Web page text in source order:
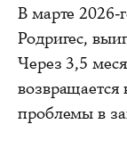
В марте 2026-
Родригес,
Через 3,5
проблемы в